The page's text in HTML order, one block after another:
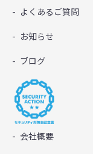
よくあるご質問
お知らせ
ブログ
会社概要